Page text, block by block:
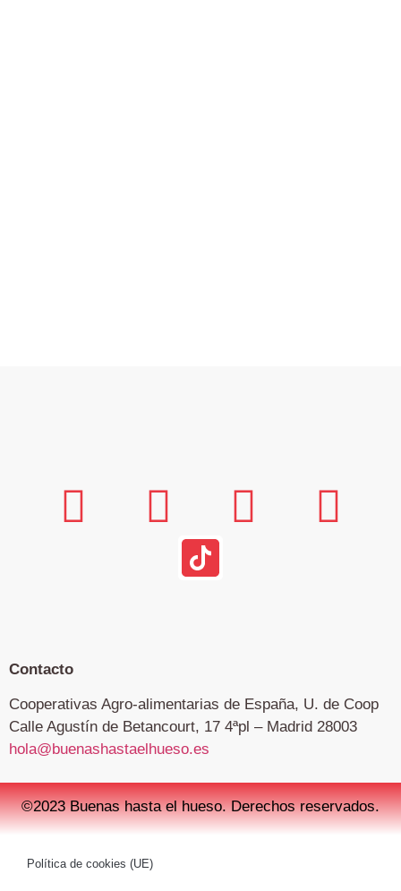
Contacto
Cooperativas Agro-alimentarias de España, U. de Coop
Calle Agustín de Betancourt, 17 4ªpl – Madrid 28003
hola@buenashastaelhueso.es
©2023 Buenas hasta el hueso. Derechos reservados.
Política de cookies (UE)